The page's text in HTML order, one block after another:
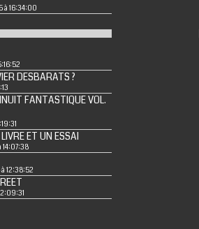
à 16:34:00
DESBARATS ?
FANTASTIQUE VOL.
ET UN ESSAI
14:07:38
12:38:52